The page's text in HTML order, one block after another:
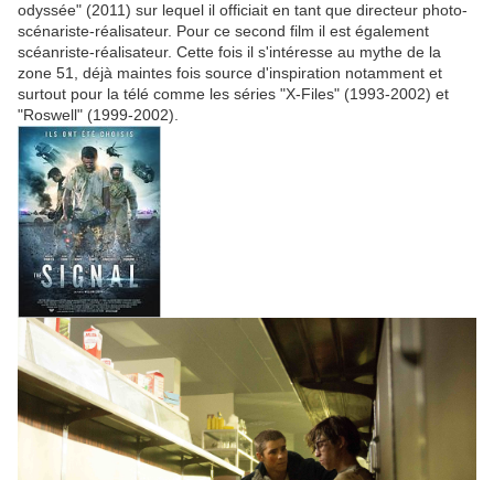
odyssée" (2011) sur lequel il officiait en tant que directeur photo-
scénariste-réalisateur. Pour ce second film il est également
scéanriste-réalisateur. Cette fois il s'intéresse au mythe de la
zone 51, déjà maintes fois source d'inspiration notamment et
surtout pour la télé comme les séries "X-Files" (1993-2002) et
"Roswell" (1999-2002).